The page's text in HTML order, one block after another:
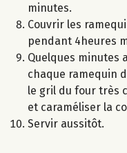
minutes.
Couvrir les
pendant 4heures
Quelques minutes
chaque ramequin
le gril du four très
et caraméliser la
Servir aussitôt.